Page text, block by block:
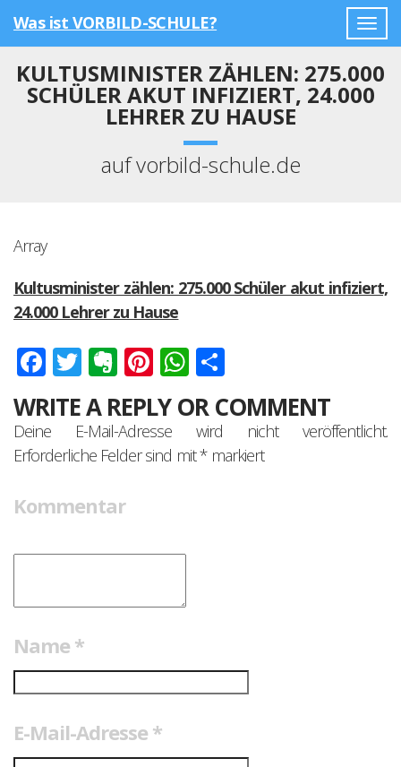
Was ist VORBILD-SCHULE?
KULTUSMINISTER ZÄHLEN: 275.000
SCHÜLER AKUT INFIZIERT, 24.000
LEHRER ZU HAUSE
auf vorbild-schule.de
Array
Kultusminister zählen: 275.000 Schüler akut infiziert,
24.000 Lehrer zu Hause
Facebook
Twitter
Evernote
Pinterest
WhatsApp
WRITE A REPLY OR COMMENT
Deine E-Mail-Adresse wird nicht veröffentlicht.
Erforderliche Felder sind mit*markiert
Kommentar
Name *
E-Mail-Adresse *